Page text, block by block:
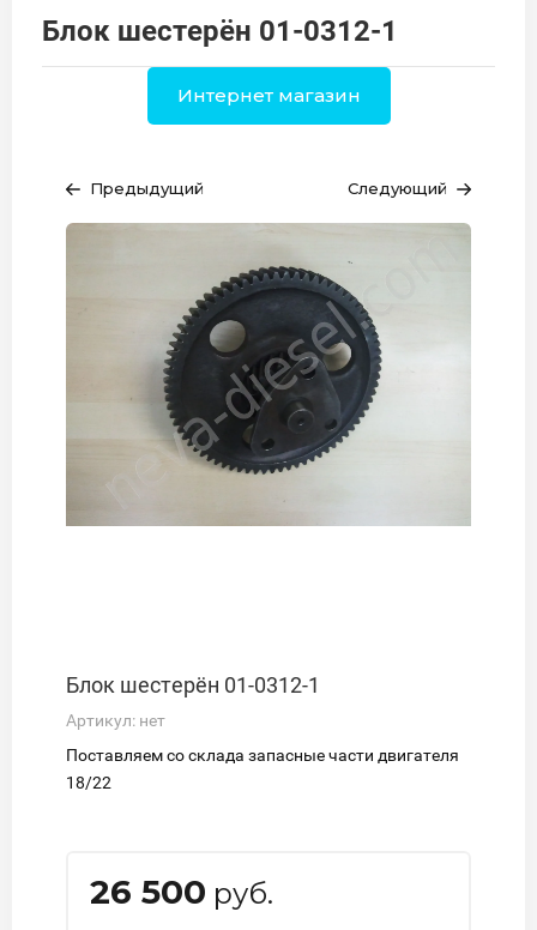
Блок шестерён 01-0312-1
Интернет магазин
Предыдущий Следующий
Блок шестерён 01-0312-1
Артикул: нет
Поставляем со склада запасные части двигателя
18/22
26 500 руб.